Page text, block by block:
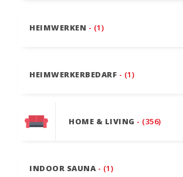
HEIMWERKEN - (1)
HEIMWERKERBEDARF - (1)
HOME & LIVING - (356)
INDOOR SAUNA - (1)